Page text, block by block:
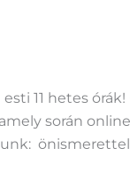
11 hetes
során